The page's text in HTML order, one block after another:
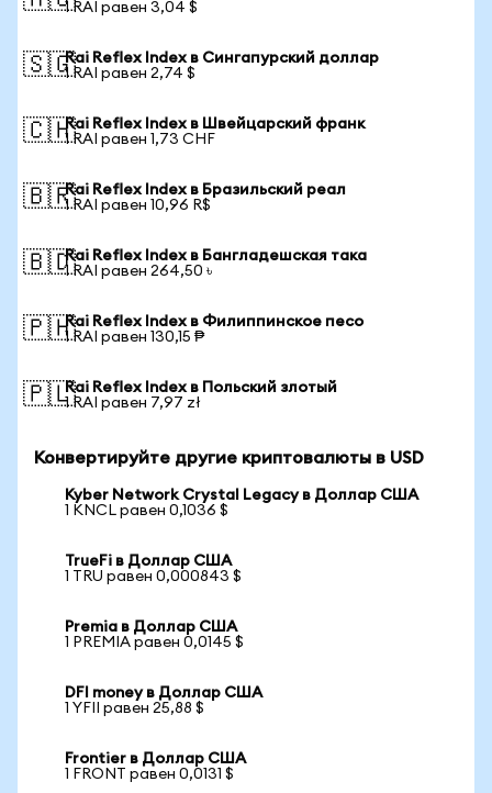
1 RAI равен 3,04 $
🇸🇬Rai Reflex Index в Сингапурский доллар
1 RAI равен 2,74 $
🇨🇭Rai Reflex Index в Швейцарский франк
1 RAI равен 1,73 CHF
🇧🇷Rai Reflex Index в Бразильский реал
1 RAI равен 10,96 R$
🇧🇩Rai Reflex Index в Бангладешская така
1 RAI равен 264,50 ৳
🇵🇭Rai Reflex Index в Филиппинское песо
1 RAI равен 130,15 ₱
🇵🇱Rai Reflex Index в Польский злотый
1 RAI равен 7,97 zł
Конвертируйте другие криптовалюты в USD
Kyber Network Crystal Legacy в Доллар США
1 KNCL равен 0,1036 $
TrueFi в Доллар США
1 TRU равен 0,000843 $
Premia в Доллар США
1 PREMIA равен 0,0145 $
DFI money в Доллар США
1 YFII равен 25,88 $
Frontier в Доллар США
1 FRONT равен 0,0131 $